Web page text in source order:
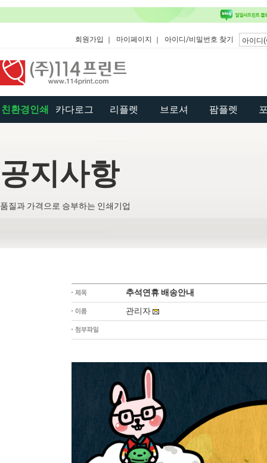
회원가입 마이페이지 아이디/비밀번호 찾기
친환경인쇄 카다로그 리플렛 브로셔 팜플렛
공지사항
품질과 가격으로 승부하는 인쇄기업
추석연휴 배송안내
관리자